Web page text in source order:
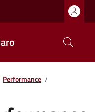
Performance /